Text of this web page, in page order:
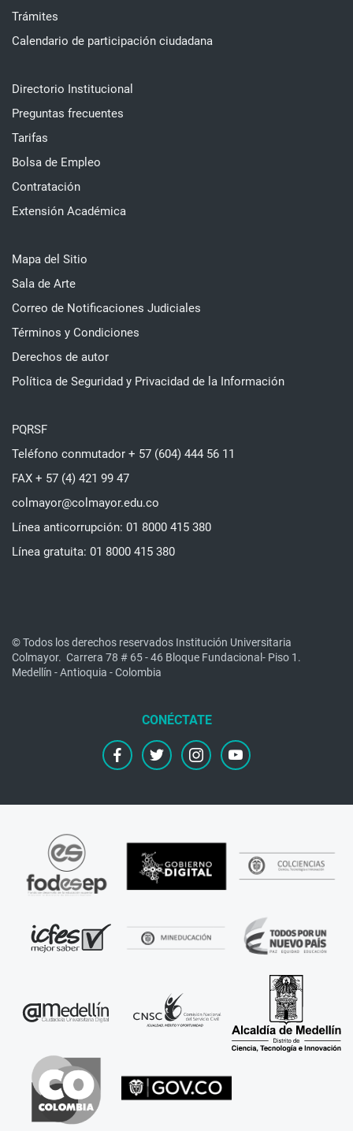
Trámites
Calendario de participación ciudadana
Directorio Institucional
Preguntas frecuentes
Tarifas
Bolsa de Empleo
Contratación
Extensión Académica
Mapa del Sitio
Sala de Arte
Correo de Notificaciones Judiciales
Términos y Condiciones
Derechos de autor
Política de Seguridad y Privacidad de la Información
PQRSF
Teléfono conmutador + 57 (604) 444 56 11
FAX + 57 (4) 421 99 47
colmayor@colmayor.edu.co
Línea anticorrupción: 01 8000 415 380
Línea gratuita: 01 8000 415 380
© Todos los derechos reservados Institución Universitaria
Colmayor. Carrera 78 # 65 - 46 Bloque Fundacional- Piso 1.
Medellín - Antioquia - Colombia